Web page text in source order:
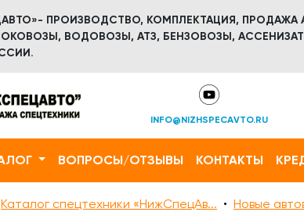
ПРОИЗВОДСТВО, КОМПЛЕКТАЦИЯ,
ВОДОВОЗЫ, АТЗ, БЕНЗОВОЗЫ,
INFO@NIZHSPECAVTO.RU
ВОПРОСЫ/ОТЗЫВЫ КОНТАКТЫ
Каталог спецтехники «НижСпецАв... Новые